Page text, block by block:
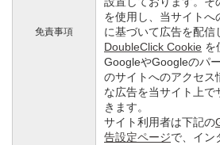
免責事項
を使用し、当サイトへ
に基づいて広告を配信
DoubleClick Cookie を
GoogleやGoogleのパ
のサイトへのアクセス
な広告を当サイト上
きます。
サイト利用者は下記の
告設定ページで、イン